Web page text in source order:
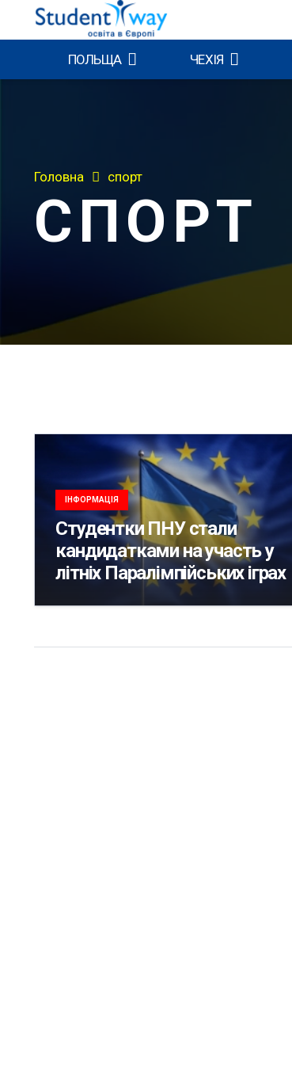
ПОЛЬЩА ЧЕХІЯ
Головна спорт
СПОРТ
ІНФОРМАЦІЯ
Студентки ПНУ стали
кандидатками на участь у
літніх Паралімпійських іграх